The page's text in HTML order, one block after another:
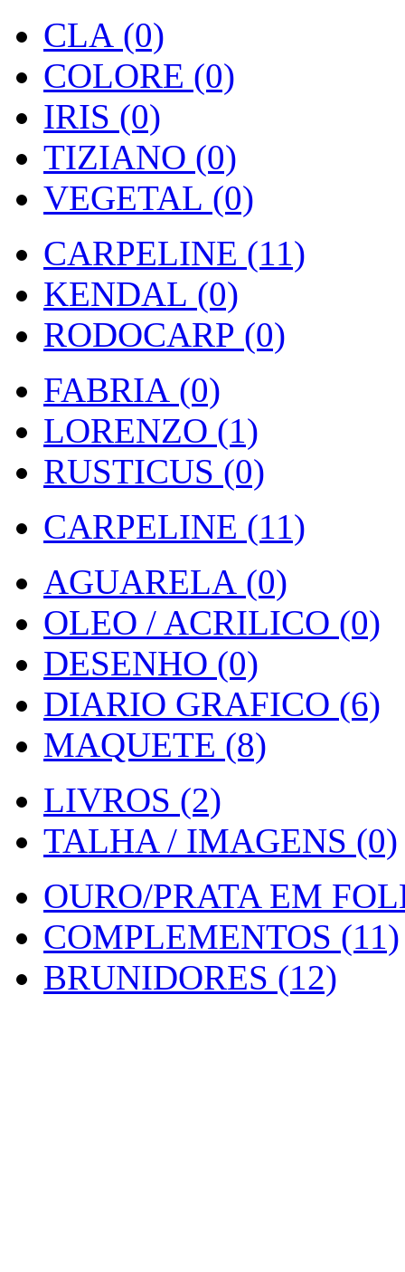
CLA (0)
COLORE (0)
IRIS (0)
TIZIANO (0)
VEGETAL (0)
CARPELINE (11)
KENDAL (0)
RODOCARP (0)
FABRIA (0)
LORENZO (1)
RUSTICUS (0)
CARPELINE (11)
AGUARELA (0)
OLEO / ACRILICO (0)
DESENHO (0)
DIARIO GRAFICO (6)
MAQUETE (8)
LIVROS (2)
TALHA / IMAGENS (0)
OURO/PRATA EM
COMPLEMENTOS (11)
BRUNIDORES (12)